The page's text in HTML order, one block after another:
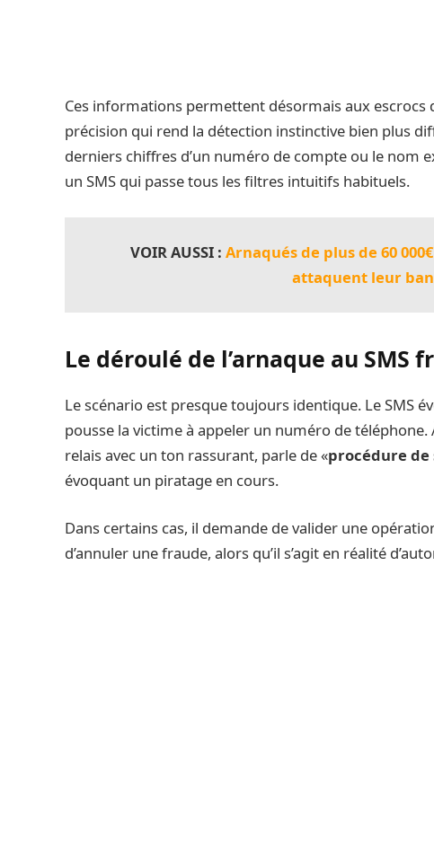
Ces informations permettent désormais aux escrocs
précision qui rend la détection instinctive bien plus
derniers chiffres d’un numéro de compte ou le nom
un SMS qui passe tous les filtres intuitifs habituels.
VOIR AUSSI : Arnaqués de plus de 60
attaquent leur
Le déroulé de l’arnaque au SMS
Le scénario est presque toujours identique. Le SMS
pousse la victime à appeler un numéro de téléphone.
relais avec un ton rassurant, parle de «procédure de
évoquant un piratage en cours.
Dans certains cas, il demande de valider une
d’annuler une fraude, alors qu’il s’agit en réalité